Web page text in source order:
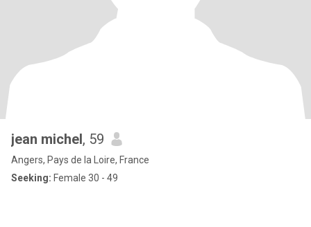
jean michel, 59
Angers, Pays de la Loire, France
Seeking: Female 30 - 49